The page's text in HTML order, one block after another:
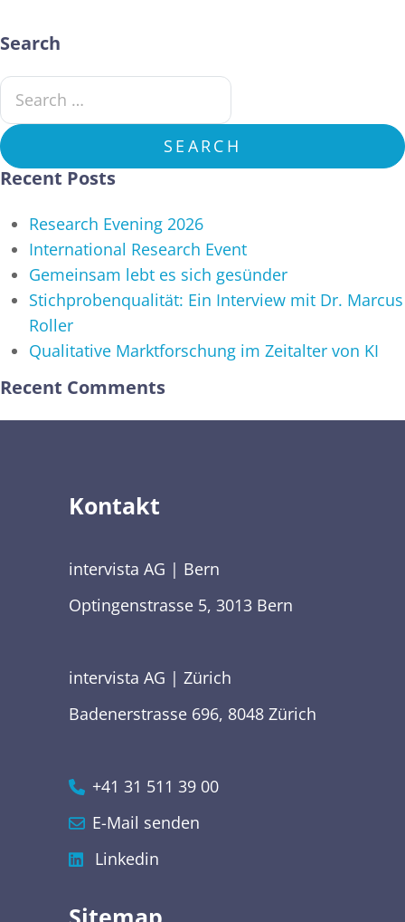
Search
Search for:
SEARCH
Recent Posts
Research Evening 2026
International Research Event
Gemeinsam lebt es sich gesünder
Stichprobenqualität: Ein Interview mit Dr. Marcus
Roller
Qualitative Marktforschung im Zeitalter von KI
Recent Comments
Kontakt
intervista AG | Bern
Optingenstrasse 5, 3013 Bern
intervista AG | Zürich
Badenerstrasse 696, 8048 Zürich
+41 31 511 39 00
E-Mail senden
Linkedin